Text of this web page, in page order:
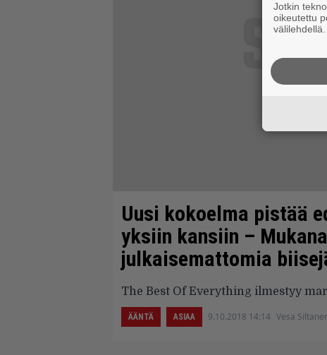
Uusi kokoelma pistää
yksiin kansiin –
julkaisemattomia
The Best Of Everything ilmestyy
ÄÄNTÄ ASIAA 9.10.2018 14:14 Vesa
Jotkin
oikeutettu
välilehdellä.